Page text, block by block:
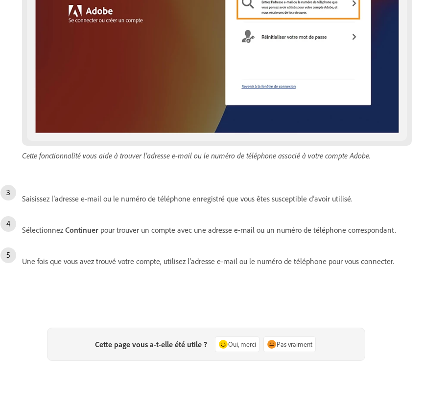
Cette fonctionnalité vous aide à trouver l’adresse e-mail ou le numéro de téléphone associé à votre compte Adobe.
Saisissez l’adresse e-mail ou le numéro de téléphone enregistré que vous êtes susceptible d’avoir utilisé.
Sélectionnez Continuer pour trouver un compte avec une adresse e-mail ou un numéro de téléphone correspondant.
Une fois que vous avez trouvé votre compte, utilisez l’adresse e-mail ou le numéro de téléphone pour vous connecter.
Cette page vous a-t-elle été utile ? Oui, merci Pas vraiment